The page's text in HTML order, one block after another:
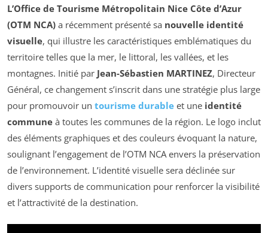
L’Office de Tourisme Métropolitain Nice Côte d’Azur
(OTM NCA) a récemment présenté sa nouvelle identité
visuelle, qui illustre les caractéristiques emblématiques du
territoire telles que la mer, le littoral, les vallées, et les
montagnes. Initié par Jean-Sébastien MARTINEZ, Directeur
Général, ce changement s’inscrit dans une stratégie plus large
pour promouvoir un tourisme durable et une identité
commune à toutes les communes de la région. Le logo inclut
des éléments graphiques et des couleurs évoquant la nature,
soulignant l’engagement de l’OTM NCA envers la préservation
de l’environnement. L’identité visuelle sera déclinée sur
divers supports de communication pour renforcer la visibilité
et l’attractivité de la destination.